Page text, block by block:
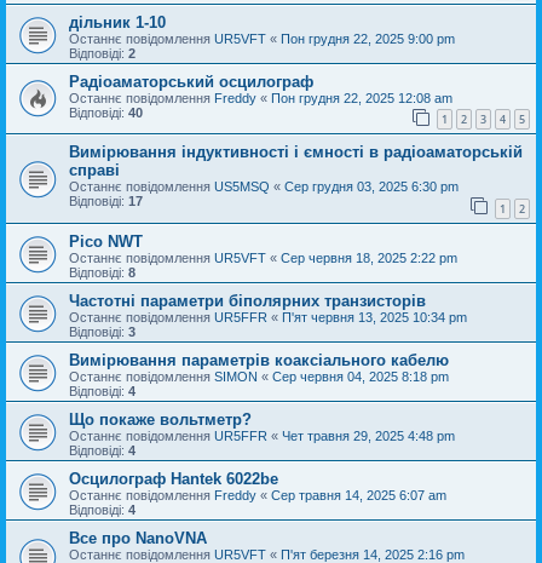
дільник 1-10
Останнє повідомлення UR5VFT « Пон грудня 22, 2025 9:00 pm
Відповіді: 2
Радіоаматорський осцилограф
Останнє повідомлення Freddy « Пон грудня 22, 2025 12:08 am
Відповіді: 40 1 2 3 4 5
Вимірювання індуктивності і ємності в радіоаматорській
справі
Останнє повідомлення US5MSQ « Сер грудня 03, 2025 6:30 pm
Відповіді: 17 1 2
Pico NWT
Останнє повідомлення UR5VFT « Сер червня 18, 2025 2:22 pm
Відповіді: 8
Частотні параметри біполярних транзисторів
Останнє повідомлення UR5FFR « П'ят червня 13, 2025 10:34 pm
Відповіді: 3
Вимірювання параметрів коаксіального кабелю
Останнє повідомлення SIMON « Сер червня 04, 2025 8:18 pm
Відповіді: 4
Що покаже вольтметр?
Останнє повідомлення UR5FFR « Чет травня 29, 2025 4:48 pm
Відповіді: 4
Осцилограф Hantek 6022be
Останнє повідомлення Freddy « Сер травня 14, 2025 6:07 am
Відповіді: 4
Все про NanoVNA
Останнє повідомлення UR5VFT « П'ят березня 14, 2025 2:16 pm